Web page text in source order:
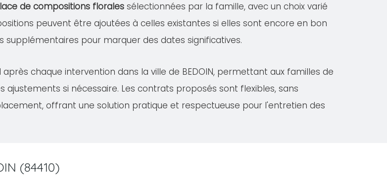
de compositions florales sélectionnées par la famille, avec un choix varié
peuvent être ajoutées à celles existantes si elles sont encore en bon
pour marquer des dates significatives.
chaque intervention dans la ville de BEDOIN, permettant aux familles de
si nécessaire. Les contrats proposés sont flexibles, sans
offrant une solution pratique et respectueuse pour l'entretien des
(84410)